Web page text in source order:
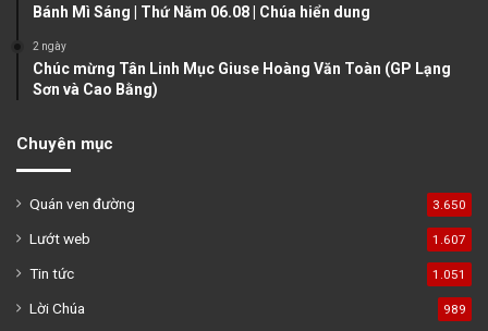
Bánh Mì Sáng | Thứ Năm 06.08 | Chúa hiển dung
2 ngày
Chúc mừng Tân Linh Mục Giuse Hoàng Văn Toàn (GP Lạng
Sơn và Cao Bằng)
Chuyên mục
Quán ven đường 3.650
Lướt web 1.607
Tin tức 1.051
Lời Chúa 989